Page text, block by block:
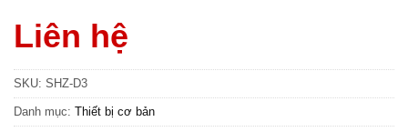
Liên hệ
SKU: SHZ-D3
Danh mục: Thiết bị cơ bản